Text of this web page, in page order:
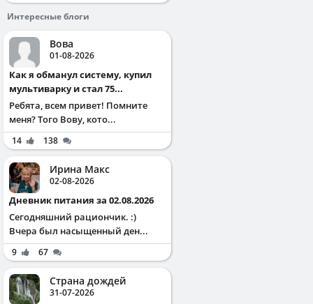
Интересные блоги
Вова
01-08-2026
Как я обманул систему, купил
мультиварку и стал 75...
Ребята, всем привет! Помните
меня? Того Вову, кото...
14 138
Ирина Макс
02-08-2026
Дневник питания за 02.08.2026
Сегодняшний рациончик. :)
Вчера был насыщенный ден...
9 67
Страна дождей
31-07-2026